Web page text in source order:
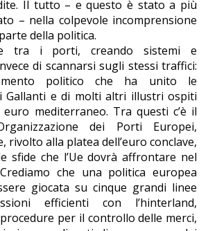
Il tutto – e questo è stato a più
– nella colpevole incomprensione
della politica.
tra i porti, creando sistemi e
di scannarsi sugli stessi traffici:
politico che ha unito le
Gallanti e di molti altri illustri ospiti
mediterraneo. Tra questi c’è il
dei Porti Europei,
rivolto alla platea dell’euro conclave,
sfide che l’Ue dovrà affrontare nel
che una politica europea
giocata su cinque grandi linee
efficienti con l’hinterland,
per il controllo delle merci,